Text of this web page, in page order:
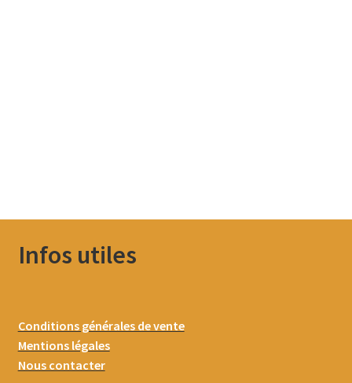
Infos utiles
Conditions générales de vente
Mentions légales
Nous contacter